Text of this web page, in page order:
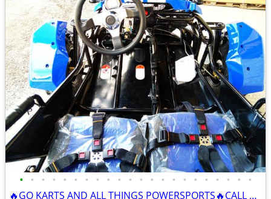
• • • • • • • • • • • • • • • • • • • • • •
🔥GO KARTS AND ALL THINGS POWERSPORTS🔥CALL NOW FREE SAME DAY DE